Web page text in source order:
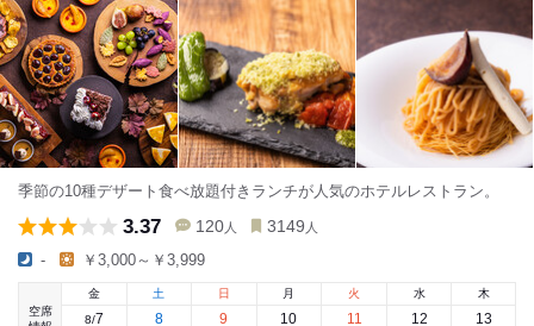
季節の10種デザート食べ放題付きランチが人気のホテルレストラン。
3.37 120 人 3149 人
- ￥3,000～￥3,999
空席
金
8/7
土
8
日
9
月
10
火
11
水
12
木
13